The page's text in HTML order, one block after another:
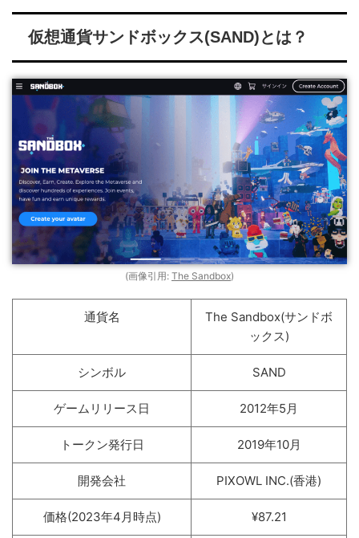
仮想通貨サンドボックス(SAND)とは？
(画像引用: The Sandbox)
通貨名
The Sandbox(サンドボ
ックス)
シンボル SAND
ゲームリリース日 2012年5月
トークン発行日 2019年10月
開発会社 PIXOWL INC.(香港)
価格(2023年4月時点) ¥87.21